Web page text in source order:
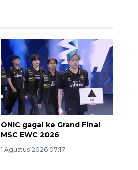
ONIC gagal ke Grand Final
MSC EWC 2026
1 Agustus 2026 07:17